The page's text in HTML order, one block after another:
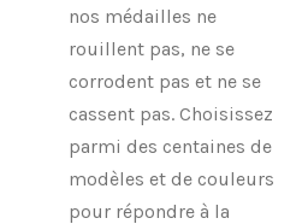
nos médailles ne
rouillent pas, ne se
corrodent pas et ne se
cassent pas. Choisissez
parmi des centaines de
modèles et de couleurs
pour répondre à la